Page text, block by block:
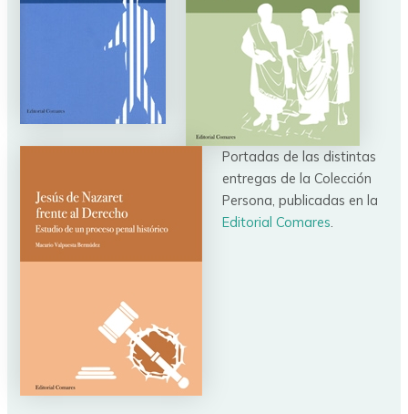
Portadas de las distintas
entregas de la Colección
Persona, publicadas en la
Editorial Comares.